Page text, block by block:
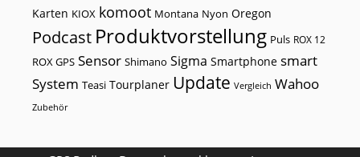
Karten KIOX komoot Montana Nyon Oregon
Podcast Produktvorstellung Puls ROX 12
ROX GPS Sensor Shimano Sigma Smartphone smart
System Teasi Tourplaner Update Vergleich Wahoo
Zubehör